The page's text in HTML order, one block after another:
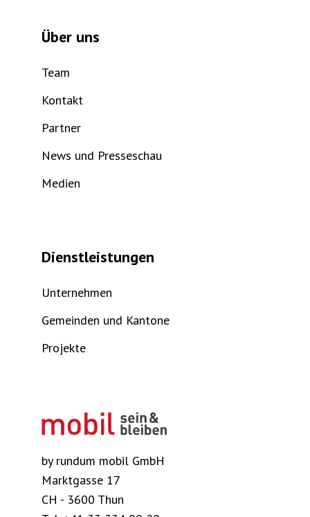
by rundum mobil GmbH
Marktgasse 17
CH - 3600 Thun
Über uns
Team
Kontakt
Partner
News und Presseschau
Medien
Dienstleistungen
Unternehmen
Gemeinden und Kantone
Projekte